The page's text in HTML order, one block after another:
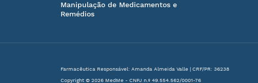
Manipulação de Medicamentos e
Remédios
Farmacêutica Responsável: Amanda Almeida Valle | CRF/PR: 36238
Copyright © 2026 MedMe - CNPJ n.º 49.554.562/0001-76